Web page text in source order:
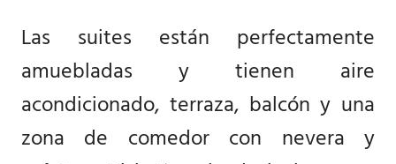
Las suites están perfectamente
amuebladas y tienen aire
acondicionado, terraza, balcón y una
zona de comedor con nevera y